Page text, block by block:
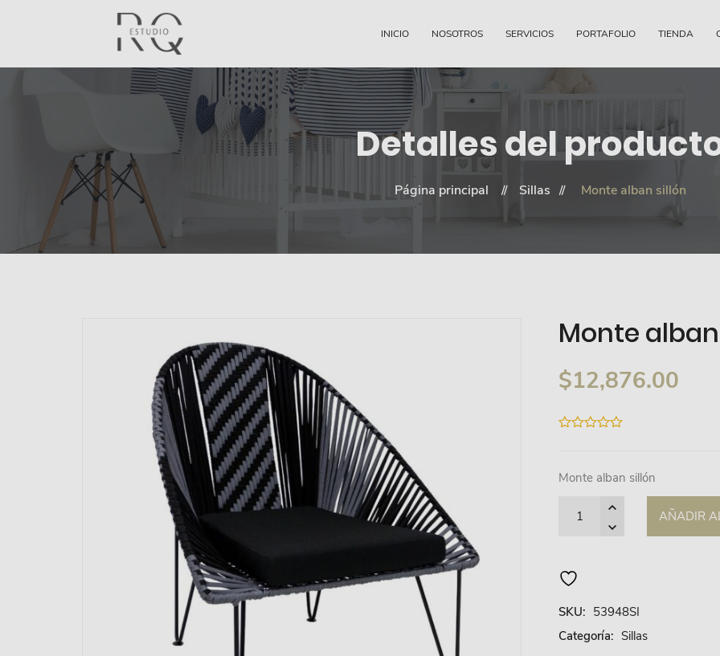
INICIO NOSOTROS SERVICIOS PORTAFOLIO TIENDA
Detalles del
Página principal Sillas Monte alban sillón
Monte
$12,876.00
5
Monte alban sillón
AÑADIR
SKU: 53948SI
Categoría: Sillas